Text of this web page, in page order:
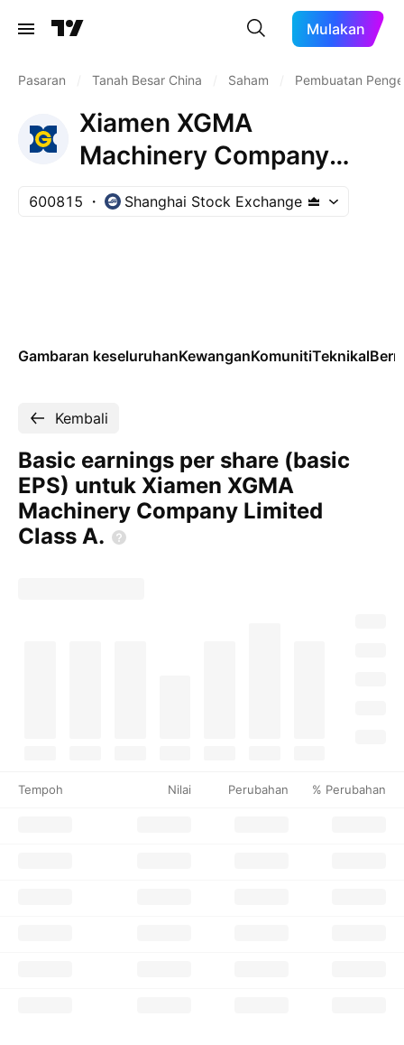
Mulakan
Pasaran Tanah Besar China Saham Pembuatan
Xiamen XGMA
Machinery Company
Limited Class A
600815 Shanghai Stock Exchange
Gambaran keseluruhanKewanganKomunitiTeknikal
Kembali
Basic earnings per share (basic
EPS) untuk Xiamen XGMA
Machinery Company Limited
Class A.
Tempoh Nilai Perubahan % Perubahan